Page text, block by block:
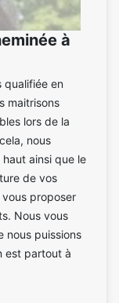
à
qualifiée en
maitrisons
lors de la
nous
ainsi que le
de vos
proposer
Nous vous
nous puissions
est partout à